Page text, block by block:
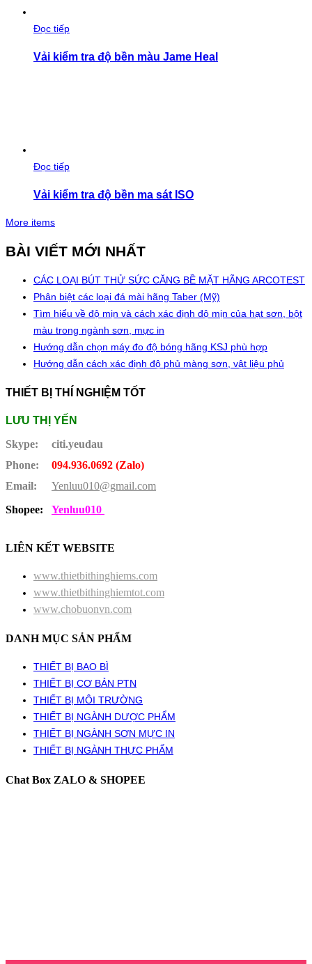
Đọc tiếp
Vải kiểm tra độ bền màu Jame Heal
Đọc tiếp
Vải kiểm tra độ bền ma sát ISO
More items
BÀI VIẾT MỚI NHẤT
CÁC LOẠI BÚT THỬ SỨC CĂNG BỀ MẶT HÃNG ARCOTEST
Phân biệt các loại đá mài hãng Taber (Mỹ)
Tìm hiểu về độ mịn và cách xác định độ mịn của hạt sơn, bột
màu trong ngành sơn, mực in
Hướng dẫn chọn máy đo độ bóng hãng KSJ phù hợp
Hướng dẫn cách xác định độ phủ màng sơn, vật liệu phủ
THIẾT BỊ THÍ NGHIỆM TỐT
LƯU THỊ YẾN
Skype:
citi.yeudau
Phone:
094.936.0692 (Zalo)
Email:
Yenluu010@gmail.com
Shopee:
Yenluu010
LIÊN KẾT WEBSITE
www.thietbithinghiems.com
www.thietbithinghiemtot.com
www.chobuonvn.com
DANH MỤC SẢN PHẨM
THIẾT BỊ BAO BÌ
THIẾT BỊ CƠ BẢN PTN
THIẾT BỊ MÔI TRƯỜNG
THIẾT BỊ NGÀNH DƯỢC PHẨM
THIẾT BỊ NGÀNH SƠN MỰC IN
THIẾT BỊ NGÀNH THỰC PHẨM
Chat Box ZALO & SHOPEE